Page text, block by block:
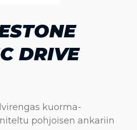
DRIVE
kuorma-
pohjoisen ankariin